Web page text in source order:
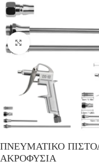
Click to enlarge
ΠΝΕΥΜΑΤΙΚΟ
ΑΚΡΟΦΥΣΙΑ